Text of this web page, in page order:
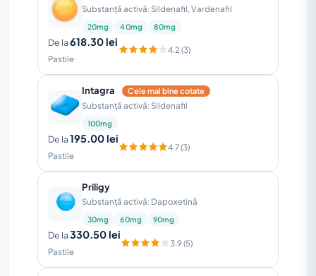
Substanță activă: Sildenafil, Vardenafil
20mg 40mg 80mg
De la618.30 lei
Pastile
4.2 (3)
Intagra Cele mai bine cotate
Substanță activă: Sildenafil
100mg
De la195.00 lei
Pastile
4.7 (3)
Priligy
Substanță activă: Dapoxetină
30mg 60mg 90mg
De la330.50 lei
Pastile
3.9 (5)